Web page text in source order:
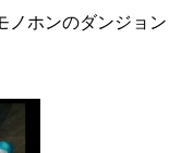
ノホンのダンジョン